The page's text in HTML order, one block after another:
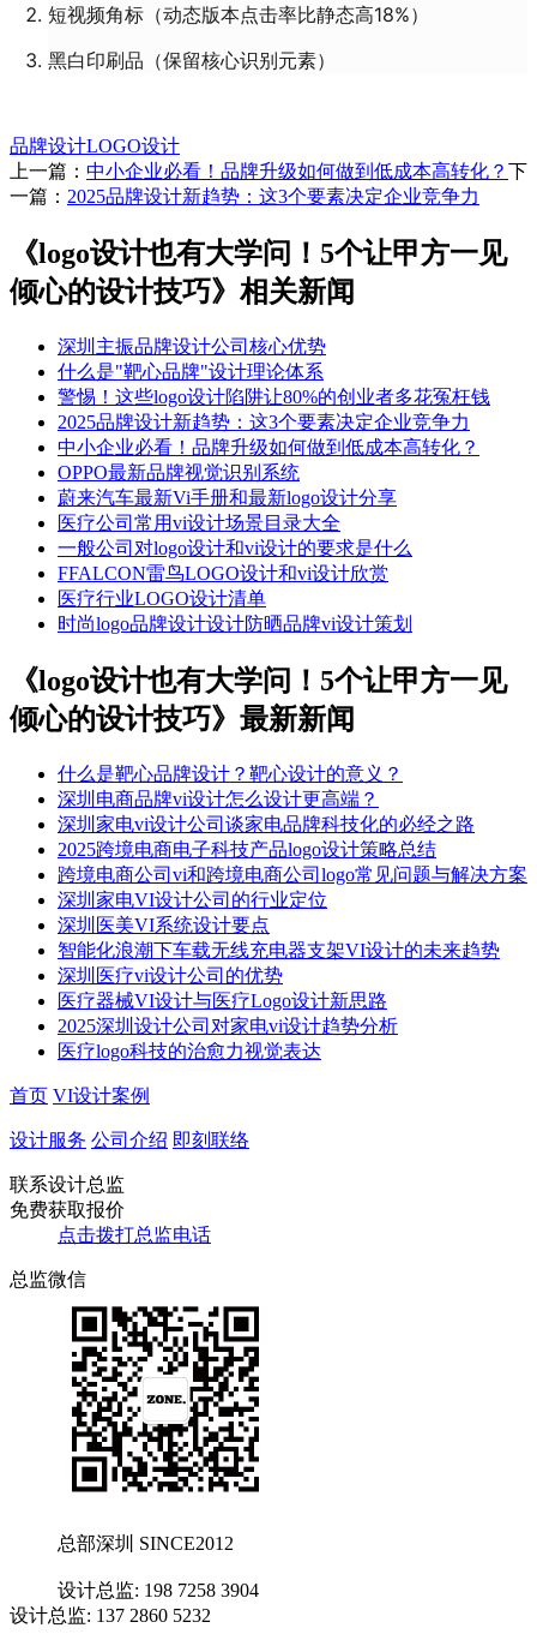
短视频角标（动态版本点击率比静态高18%）
黑白印刷品（保留核心识别元素）
品牌设计LOGO设计
上一篇： 中小企业必看！品牌升级如何做到低成本高转化？ 下
一篇： 2025品牌设计新趋势：这3个要素决定企业竞争力
《logo设计也有大学问！5个让甲方一见
倾心的设计技巧》相关新闻
深圳主振品牌设计公司核心优势
什么是"靶心品牌"设计理论体系
警惕！这些logo设计陷阱让80%的创业者多花冤枉钱
2025品牌设计新趋势：这3个要素决定企业竞争力
中小企业必看！品牌升级如何做到低成本高转化？
OPPO最新品牌视觉识别系统
蔚来汽车最新Vi手册和最新logo设计分享
医疗公司常用vi设计场景目录大全
一般公司对logo设计和vi设计的要求是什么
FFALCON雷鸟LOGO设计和vi设计欣赏
医疗行业LOGO设计清单
时尚logo品牌设计设计防晒品牌vi设计策划
《logo设计也有大学问！5个让甲方一见
倾心的设计技巧》最新新闻
什么是靶心品牌设计？靶心设计的意义？
深圳电商品牌vi设计怎么设计更高端？
深圳家电vi设计公司谈家电品牌科技化的必经之路
2025跨境电商电子科技产品logo设计策略总结
跨境电商公司vi和跨境电商公司logo常见问题与解决方案
深圳家电VI设计公司的行业定位
深圳医美VI系统设计要点
智能化浪潮下车载无线充电器支架VI设计的未来趋势​
深圳医疗vi设计公司的优势
​​医疗器械VI设计与医疗Logo设计新思路​
2025深圳设计公司对家电vi设计趋势分析
医疗logo科技的治愈力视觉表达
首页 VI设计案例
设计服务 公司介绍 即刻联络
联系设计总监
免费获取报价
点击拨打总监电话
总监微信
总部深圳 SINCE2012
设计总监: 198 7258 3904
设计总监: 137 2860 5232